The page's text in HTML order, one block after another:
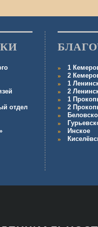
отдел
1
2
1
2
1
2
Инское